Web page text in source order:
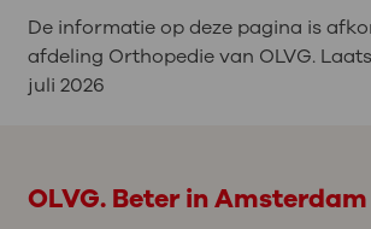
De informatie op deze pagina is
afdeling Orthopedie van OLVG.
juli 2026
OLVG. Beter in Amsterdam